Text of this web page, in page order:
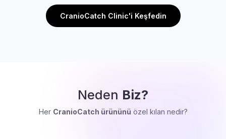
CranioCatch Clinic'i Keşfedin
Neden Biz?
Her CranioCatch ürününü özel kılan nedir?